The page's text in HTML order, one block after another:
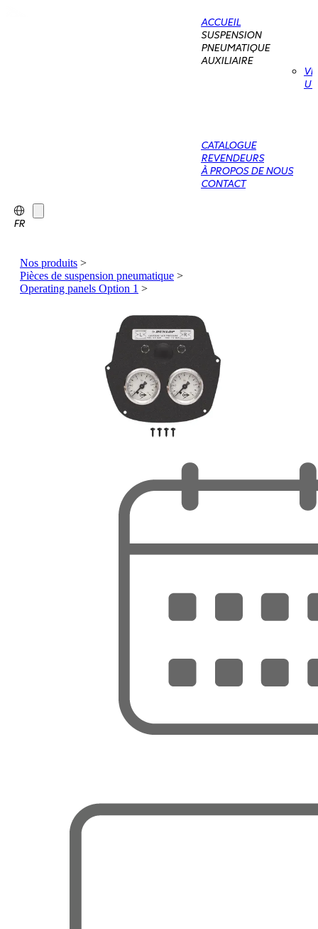
ACCUEIL
SUSPENSION
PNEUMATIQUE
AUXILIAIRE
CATALOGUE
REVENDEURS
À PROPOS DE NOUS
CONTACT
FR
Nos produits >
Pièces de suspension pneumatique >
Operating panels Option 1 >